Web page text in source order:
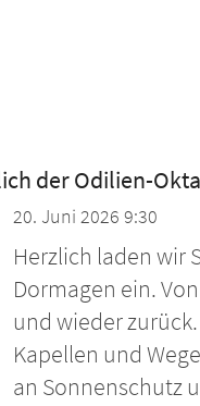
der Odilien-
20. Juni 2026 9:30
Herzlich laden wir
Dormagen ein.
und wieder
Kapellen und
an Sonnenschutz